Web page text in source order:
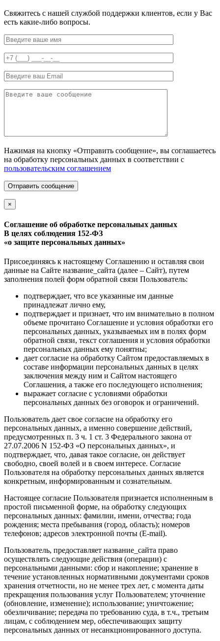
Свяжитесь с нашей службой поддержки клиентов, если у Вас
есть какие-либо вопросы.
Нажимая на кнопку «Отправить сообщение», вы соглашаетесь
на обработку персональных данных в соответствии с
пользовательским соглашением
Отправить сообщение
×
Соглашение об обработке персональных данных
В целях соблюдения 152-ФЗ
«о защите персональных данных»
Присоединяясь к настоящему Соглашению и оставляя свои
данные на Сайте название_сайта (далее – Сайт), путем
заполнения полей форм обратной связи Пользователь:
подтверждает, что все указанные им данные
принадлежат лично ему,
подтверждает и признает, что им внимательно в полном
объеме прочитано Соглашение и условия обработки его
персональных данных, указываемых им в полях форм
обратной связи, текст соглашения и условия обработки
персональных данных ему понятны;
дает согласие на обработку Сайтом предоставляемых в
составе информации персональных данных в целях
заключения между ним и Сайтом настоящего
Соглашения, а также его последующего исполнения;
выражает согласие с условиями обработки
персональных данных без оговорок и ограничений.
Пользователь дает свое согласие на обработку его
персональных данных, а именно совершение действий,
предусмотренных п. 3 ч. 1 ст. 3 Федерального закона от
27.07.2006 N 152-ФЗ «О персональных данных», и
подтверждает, что, давая такое согласие, он действует
свободно, своей волей и в своем интересе. Согласие
Пользователя на обработку персональных данных является
конкретным, информированным и сознательным.
Настоящее согласие Пользователя признается исполненным в
простой письменной форме, на обработку следующих
персональных данных: фамилии, имени, отчества; года
рождения; места пребывания (город, область); номеров
телефонов; адресов электронной почты (E-mail).
Пользователь, предоставляет название_сайта право
осуществлять следующие действия (операции) с
персональными данными: сбор и накопление; хранение в
течение установленных нормативными документами сроков
хранения отчетности, но не менее трех лет, с момента даты
прекращения пользования услуг Пользователем; уточнение
(обновление, изменение); использование; уничтожение;
обезличивание; передача по требованию суда, в т.ч., третьим
лицам, с соблюдением мер, обеспечивающих защиту
персональных данных от несанкционированного доступа.